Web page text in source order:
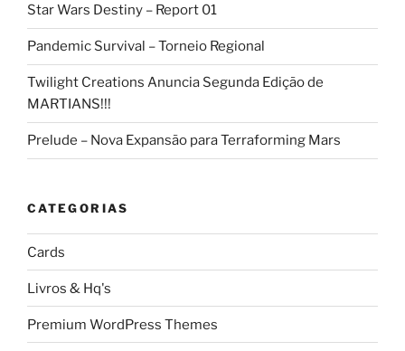
Star Wars Destiny – Report 01
Pandemic Survival – Torneio Regional
Twilight Creations Anuncia Segunda Edição de
MARTIANS!!!
Prelude – Nova Expansão para Terraforming Mars
CATEGORIAS
Cards
Livros & Hq's
Premium WordPress Themes